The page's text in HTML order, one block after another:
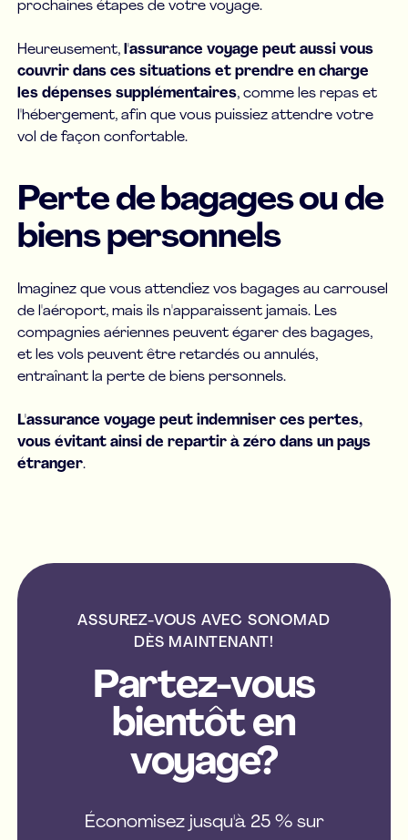
prochaines étapes de votre voyage.
Heureusement, l'assurance voyage peut aussi vous
couvrir dans ces situations et prendre en charge
les dépenses supplémentaires, comme les repas et
l'hébergement, afin que vous puissiez attendre votre
vol de façon confortable.
Perte de bagages ou de
biens personnels
Imaginez que vous attendiez vos bagages au carrousel
de l'aéroport, mais ils n'apparaissent jamais. Les
compagnies aériennes peuvent égarer des bagages,
et les vols peuvent être retardés ou annulés,
entraînant la perte de biens personnels.
L'assurance voyage peut indemniser ces pertes,
vous évitant ainsi de repartir à zéro dans un pays
étranger.
ASSUREZ-VOUS AVEC SONOMAD
DÈS MAINTENANT!
Partez-vous
bientôt en
voyage?
Économisez jusqu'à 25 % sur